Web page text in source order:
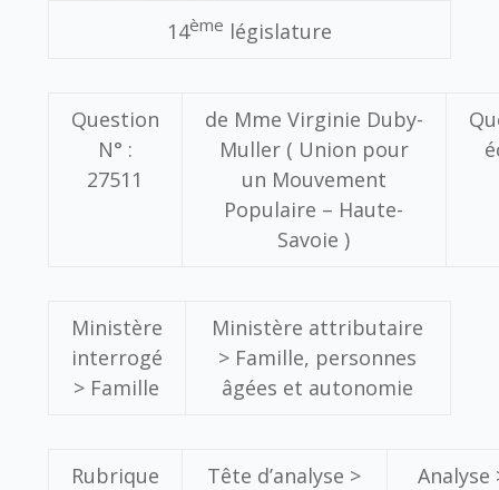
14ème législature
Question
N° :
27511
de Mme Virginie Duby-
Muller( Union pour
un Mouvement
Populaire – Haute-
Savoie )
Ministère
interrogé
> Famille
Ministère attributaire
> Famille, personnes
âgées et autonomie
Rubrique
Tête d’analyse >
Analyse